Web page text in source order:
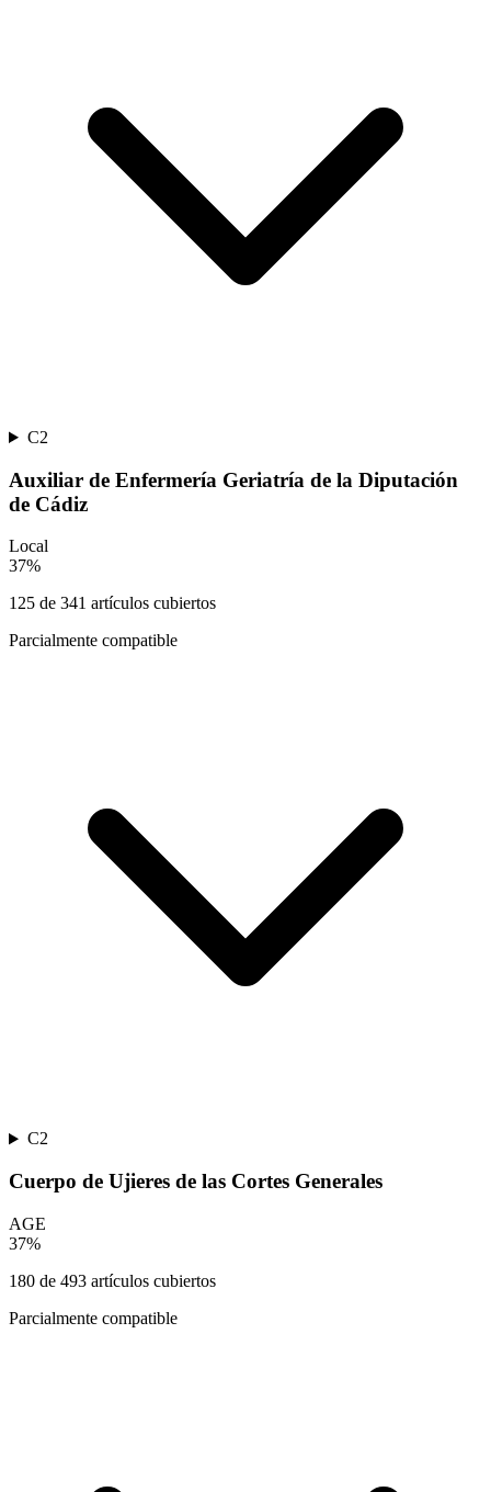
C2
Auxiliar de Enfermería Geriatría de la Diputación
de Cádiz
Local
37%
125 de 341 artículos cubiertos
Parcialmente compatible
C2
Cuerpo de Ujieres de las Cortes Generales
AGE
37%
180 de 493 artículos cubiertos
Parcialmente compatible